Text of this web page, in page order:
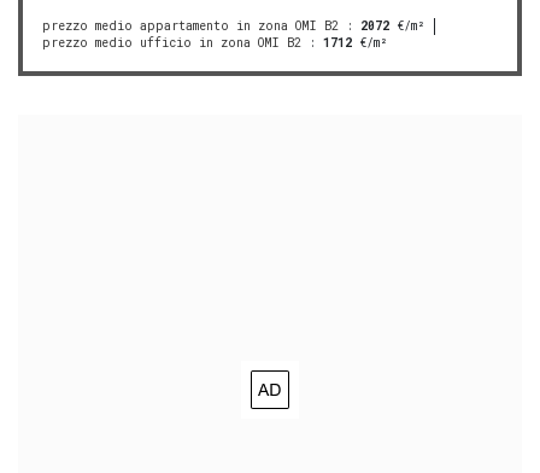
prezzo medio appartamento in zona OMI B2 : 2072 €/m²
prezzo medio ufficio in zona OMI B2 : 1712 €/m²